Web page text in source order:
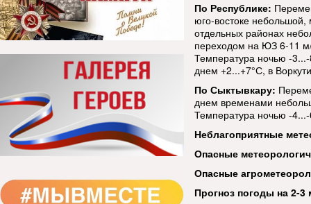
По Республике:
юго-востоке
отдельных районах
переходом на ЮЗ 6-11
Температура ночью -
днем +2...+7°С, в
По Сыктывкару:
днем временами
Температура ночью -
Неблагоприятные
Опасные
Опасные
Прогноз погоды на 2-3